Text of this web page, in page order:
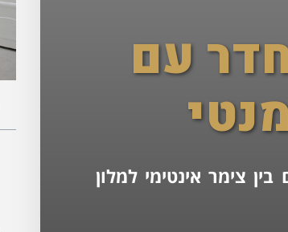
עם
צימר אינטימי למלון